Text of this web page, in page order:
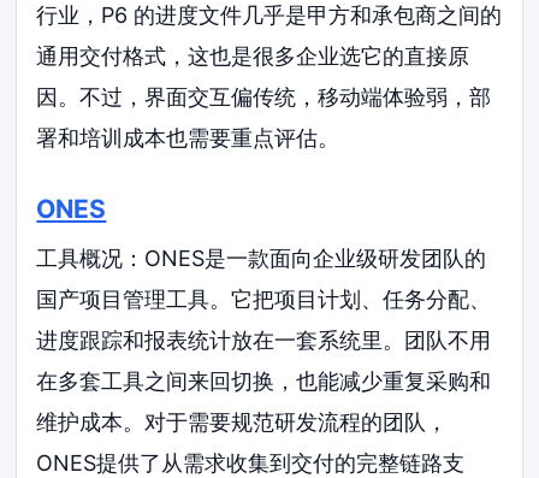
行业，P6 的进度文件几乎是甲方和承包商之间的
通用交付格式，这也是很多企业选它的直接原
因。不过，界面交互偏传统，移动端体验弱，部
署和培训成本也需要重点评估。
ONES
工具概况：ONES是一款面向企业级研发团队的
国产项目管理工具。它把项目计划、任务分配、
进度跟踪和报表统计放在一套系统里。团队不用
在多套工具之间来回切换，也能减少重复采购和
维护成本。对于需要规范研发流程的团队，
ONES提供了从需求收集到交付的完整链路支